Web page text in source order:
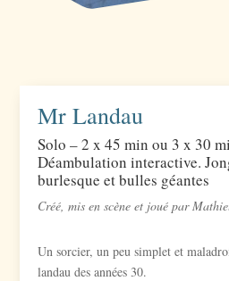
Mr Landau
Solo – 2 x 45 min ou 3 x 30
Déambulation interactive.
burlesque et bulles géantes
Créé, mis en scène et joué par
Un sorcier, un peu simplet et
landau des années 30.